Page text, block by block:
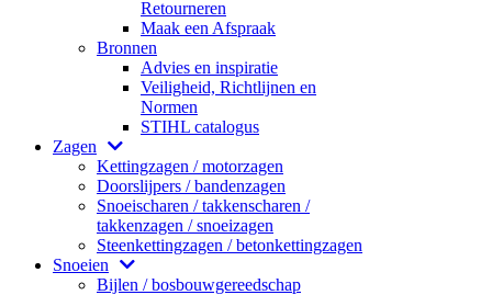
Retourneren
Maak een Afspraak
Bronnen
Advies en inspiratie
Veiligheid, Richtlijnen en
Normen
STIHL catalogus
Zagen
Kettingzagen / motorzagen
Doorslijpers / bandenzagen
Snoeischaren / takkenscharen /
takkenzagen / snoeizagen
Steenkettingzagen / betonkettingzagen
Snoeien
Bijlen / bosbouwgereedschap